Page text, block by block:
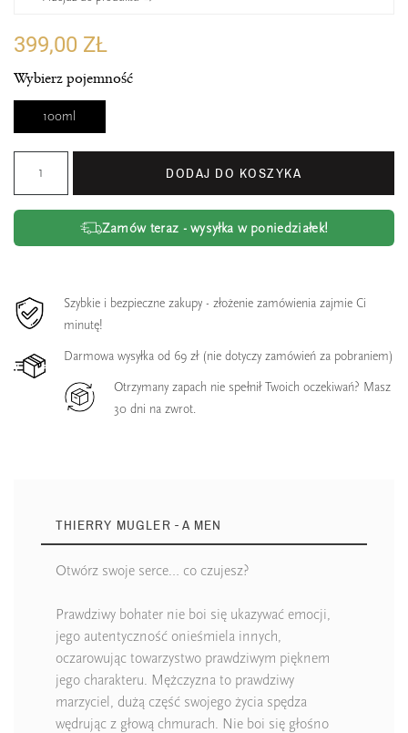
399,00 ZŁ
Wybierz pojemność
100ml
DODAJ DO KOSZYKA
Zamów teraz - wysyłka w poniedziałek!
Szybkie i bezpieczne zakupy - złożenie zamówienia zajmie Ci
minutę!
Darmowa wysyłka od 69 zł (nie dotyczy zamówień za pobraniem)
Otrzymany zapach nie spełnił Twoich oczekiwań? Masz
30 dni na zwrot.
THIERRY MUGLER - A MEN
Otwórz swoje serce… co czujesz?
Prawdziwy bohater nie boi się ukazywać emocji,
jego autentyczność onieśmiela innych,
oczarowując towarzystwo prawdziwym pięknem
jego charakteru. Mężczyzna to prawdziwy
marzyciel, dużą część swojego życia spędza
wędrując z głową chmurach. Nie boi się głośno